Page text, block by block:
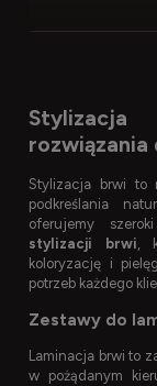
Stylizacja brwi to
podkreślania
oferujemy
stylizacji brwi ,
koloryzację i
potrzeb każdego
Zestawy do
Laminacja brwi to
w pożądanym